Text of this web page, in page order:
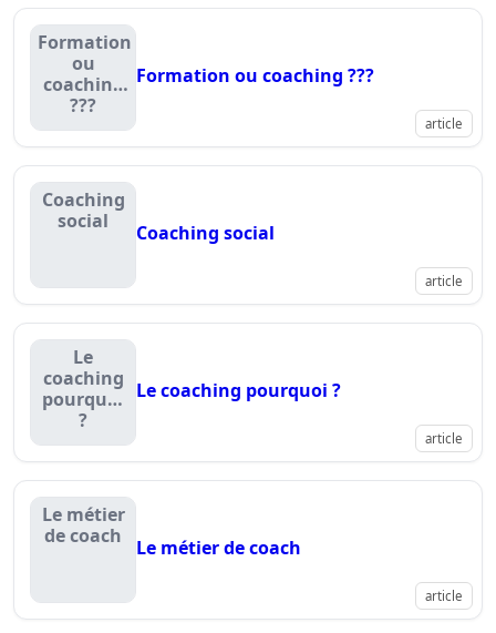
Formation
ou
coaching
???
Formation ou coaching ???
article
Coaching
social
Coaching social
article
Le
coaching
pourquoi
?
Le coaching pourquoi ?
article
Le métier
de coach
Le métier de coach
article